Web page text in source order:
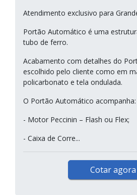
Atendimento exclusivo para
Portão Automático é uma
tubo de ferro.
Acabamento com detalhes do
escolhido pelo cliente como em
policarbonato e tela ondulada.
O Portão Automático acompanha:
- Motor Peccinin – Flash ou Flex;
- Caixa de Corre...
Cotar agora